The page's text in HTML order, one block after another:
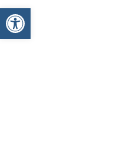
Ανοίξτε τη γραμμή εργαλείων